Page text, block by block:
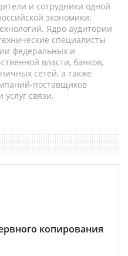
и сотрудники одной
экономики:
Ядро аудитории
специалисты
федеральных и
власти, банков,
сетей, а также
поставщиков
связи.
копирования